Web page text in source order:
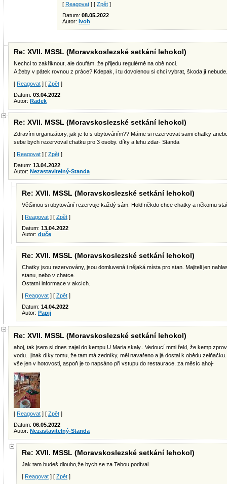
[ Reagovat ] [ Zpět ]
Datum: 08.05.2022
Autor: ivoh
Re: XVII. MSSL (Moravskoslezské setkání lehokol)
Nechci to zakřiknout, ale doufám, že přijedu regulérně na obě noci.
A žeby v pátek rovnou z práce? Kdepak, i tu dovolenou si chci vybrat, škoda jí nebude.
[ Reagovat ] [ Zpět ]
Datum: 03.04.2022
Autor: Radek
Re: XVII. MSSL (Moravskoslezské setkání lehokol)
Zdravím organizátory, jak je to s ubytováním?? Máme si rezervovat sami chatky
sebe bych rezervoval chatku pro 3 osoby. díky a lehu zdar- Standa
[ Reagovat ] [ Zpět ]
Datum: 13.04.2022
Autor: Nezastavitelný-Standa
Re: XVII. MSSL (Moravskoslezské setkání lehokol)
Většinou si ubytování rezervuje každý sám. Hold někdo chce chatky a někomu
[ Reagovat ] [ Zpět ]
Datum: 13.04.2022
Autor: duče
Re: XVII. MSSL (Moravskoslezské setkání lehokol)
Chatky jsou rezervovány, jsou domluvená i nějaká místa pro stan. Majiteli jen
stanu, nebo v chatce.
Ostatní informace v akcích.
[ Reagovat ] [ Zpět ]
Datum: 14.04.2022
Autor: Papji
Re: XVII. MSSL (Moravskoslezské setkání lehokol)
ahoj, tak jsem si dnes zajel do kempu U Maria skaly.. Vedoucí mmi řekl, že kemp
vodu.. jinak díky tomu, že tam má zedníky, měl navařeno a já dostal k obědu
vše jen v hotovosti, aspoň je to napsáno při vstupu do restaurace. za měsíc ahoj-
[ Reagovat ] [ Zpět ]
Datum: 06.05.2022
Autor: Nezastavitelný-Standa
Re: XVII. MSSL (Moravskoslezské setkání lehokol)
Jak tam budeš dlouho,že bych se za Tebou podíval.
[ Reagovat ] [ Zpět ]